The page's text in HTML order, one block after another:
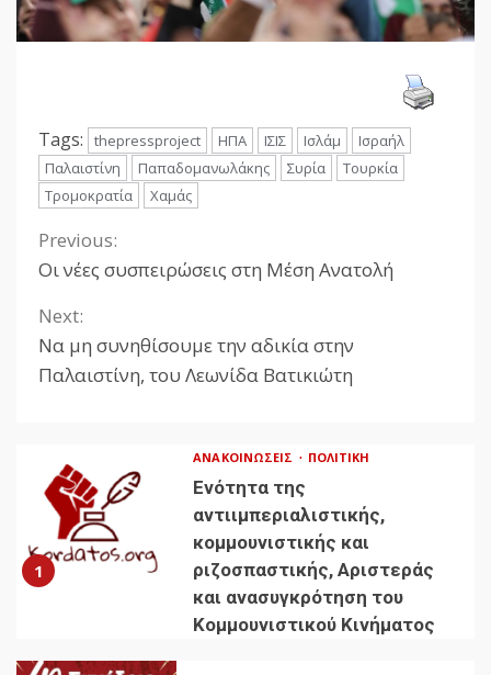
Tags: thepressproject ΗΠΑ ΙΣΙΣ Ισλάμ
Ισραήλ
Παλαιστίνη
Παπαδομανωλάκης Συρία
Τουρκία
Τρομοκρατία
Χαμάς
Continue
Previous:
Οι νέες συσπειρώσεις στη Μέση Ανατολή
Next:
Να μη συνηθίσουμε την αδικία στην
Παλαιστίνη, του Λεωνίδα Βατικιώτη
1
ΑΝΑΚΟΙΝΏΣΕΙΣ ΠΟΛΙΤΙΚΉ
Ενότητα της
αντιιμπεριαλιστικής,
κομμουνιστικής και
ριζοσπαστικής, Αριστεράς
και ανασυγκρότηση του
Κομμουνιστικού Κινήματος